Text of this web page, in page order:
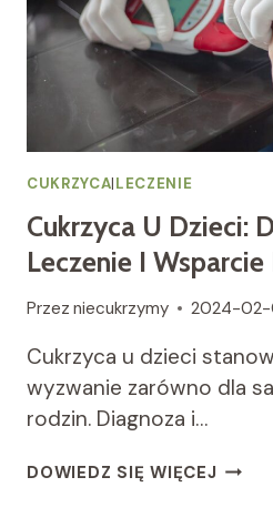
MOGĄ
CUKRU
WE
CUKRZYCA|LECZENIE
Cukrzyca U Dzieci:
Leczenie I
Przez niecukrzymy 2024-
Cukrzyca u dzieci
wyzwanie zarówno dla
rodzin. Diagnoza i…
DOWIEDZ SIĘ WIĘCEJ